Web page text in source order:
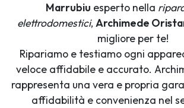
Marrubiu esperto nella
elettrodomestici, Archimede
migliore per te!
Ripariamo e testiamo ogni
veloce affidabile e accurato.
rappresenta una vera e propria
affidabilità e convenienza nel